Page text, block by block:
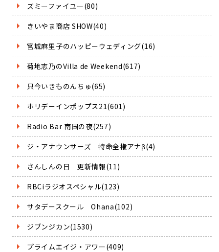
ズミーファイユー(80)
きいやま商店 SHOW(40)
宮城麻里子のハッピーウェディング(16)
菊地志乃のVilla de Weekend(617)
只今いきものんちゅ(65)
ホリデーインポップス21(601)
Radio Bar 南国の夜(257)
ジ・アナウンサーズ 特命全権アナβ(4)
さんしんの日 更新情報(11)
RBCiラジオスペシャル(123)
サタデースクール Ohana(102)
ジブンジカン(1530)
プライムエイジ・アワー(409)